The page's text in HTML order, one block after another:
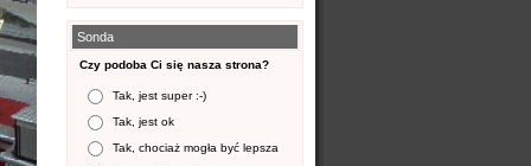
Sonda
Czy podoba Ci się nasza strona?
Tak, jest super :-)
Tak, jest ok
Tak, chociaż mogła być lepsza